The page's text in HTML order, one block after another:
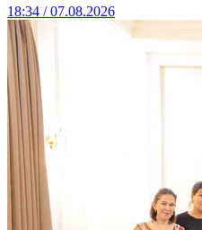
18:34 / 07.08.2026